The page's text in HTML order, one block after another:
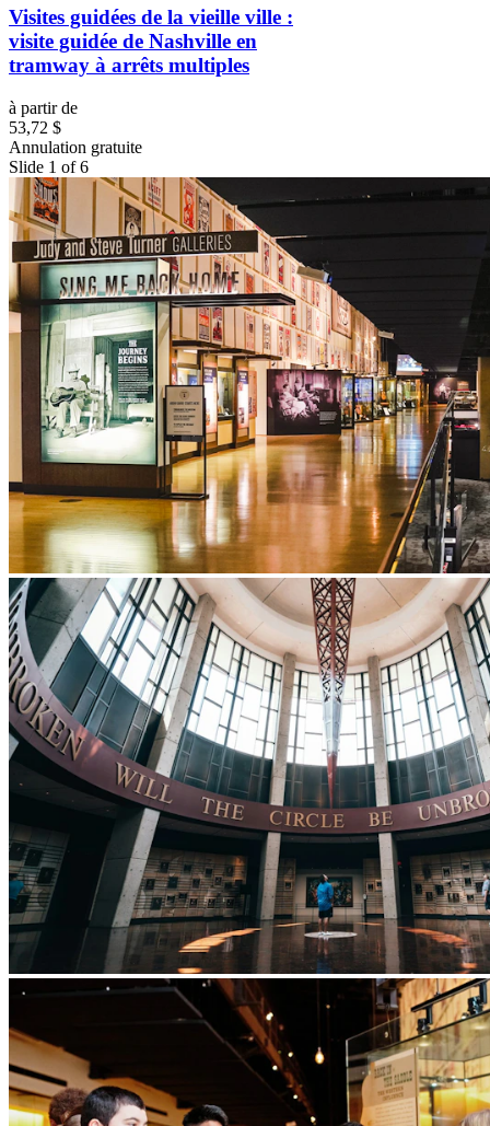
Visites guidées de la vieille ville :
visite guidée de Nashville en
tramway à arrêts multiples
à partir de
53,72 $
Annulation gratuite
Slide 1 of 6